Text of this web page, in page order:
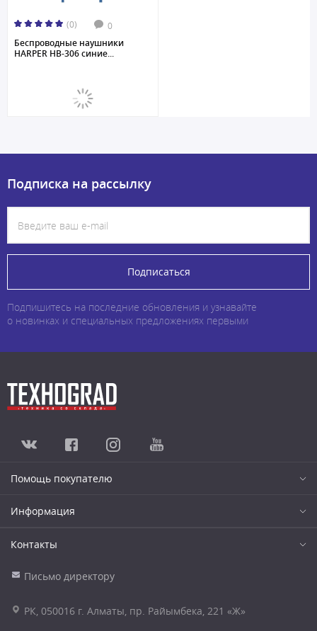
(0) 0
Беспроводные наушники
HARPER HB-306 синие...
Подписка на рассылку
Подписаться
Подпишитесь на последние обновления и узнавайте
о новинках и специальных предложениях первыми
Помощь покупателю
Информация
Контакты
Письмо директору
РК, 050016 г. Алматы, пр. Райымбека, 221 «Ж»